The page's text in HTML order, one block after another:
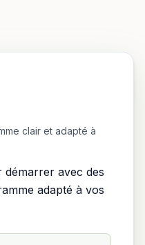
clair et adapté à
avec des
adapté à vos